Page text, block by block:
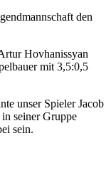
den
Hovhanissyan
mit 3,5:0,5
unser Spieler Jacob
seiner Gruppe
sein.